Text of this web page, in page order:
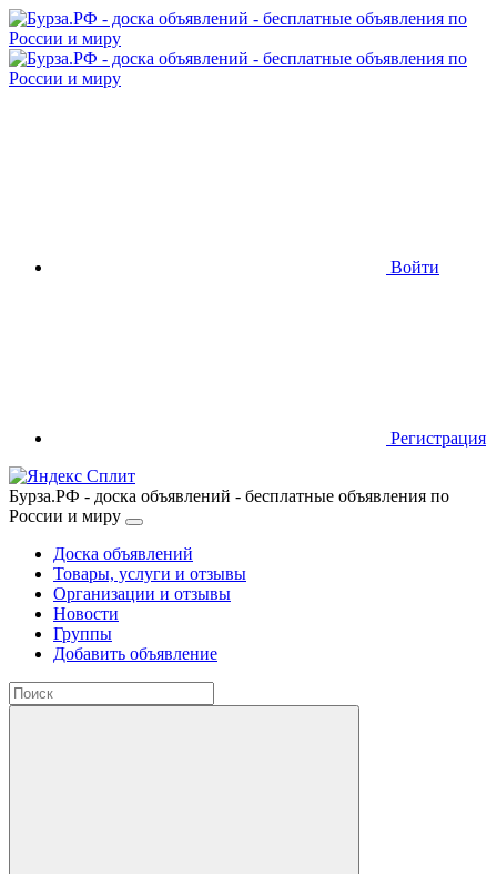
Войти
Регистрация
Бурза.РФ - доска объявлений - бесплатные объявления по
России и миру
Доска объявлений
Товары, услуги и отзывы
Организации и отзывы
Новости
Группы
Добавить объявление